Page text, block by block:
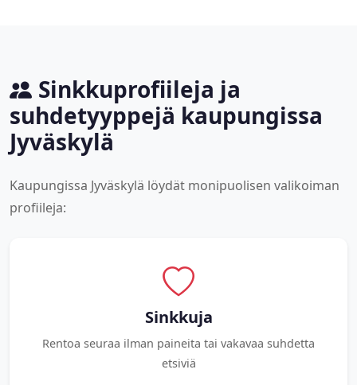
Sinkkuprofiileja ja
suhdetyyppejä kaupungissa
Jyväskylä
Kaupungissa Jyväskylä löydät monipuolisen valikoiman
profiileja:
Sinkkuja
Rentoa seuraa ilman paineita tai vakavaa suhdetta
etsiviä